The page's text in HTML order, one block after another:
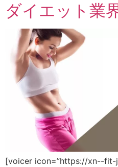
ダイエット業
[voicer icon=”https://xn--